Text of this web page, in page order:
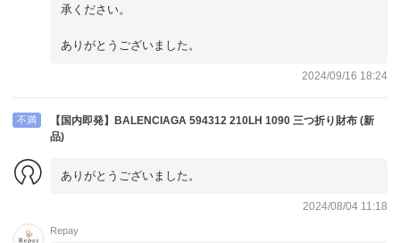
承ください。
ありがとうございました。
2024/09/16 18:24
不満
【国内即発】BALENCIAGA 594312 210LH 1090 三つ折り財布 (新
品)
ありがとうございました。
2024/08/04 11:18
Repay